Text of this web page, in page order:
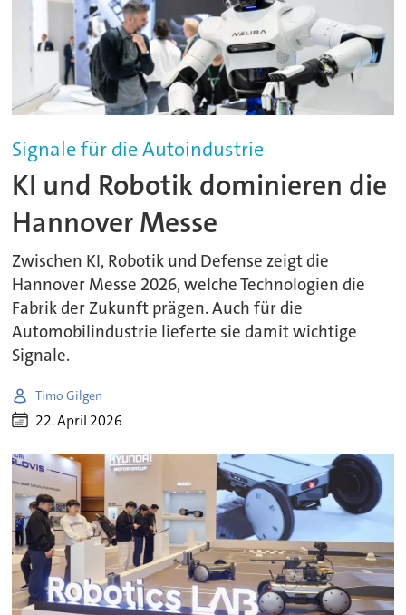
Signale für die Autoindustrie
KI und Robotik dominieren die
Hannover Messe
Zwischen KI, Robotik und Defense zeigt die
Hannover Messe 2026, welche Technologien die
Fabrik der Zukunft prägen. Auch für die
Automobilindustrie lieferte sie damit wichtige
Signale.
Timo Gilgen
22. April 2026